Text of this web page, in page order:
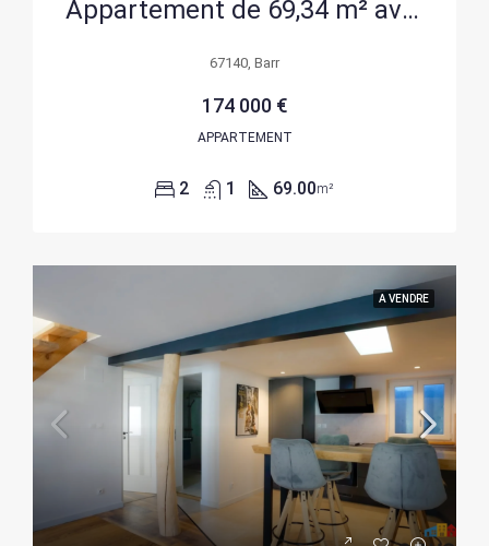
Appartement de 69,34 m² avec terrasse, cave et garage à Barr
67140, Barr
174 000 €
APPARTEMENT
2 1 69.00m²
A VENDRE